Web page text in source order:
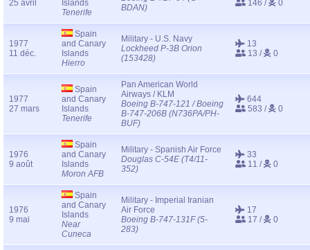
25 avril
Islands
Tenerife
BDAN)
146 / 0
1977
11 déc.
Spain
and Canary
Islands
Hierro
Military - U.S. Navy
Lockheed P-3B Orion
(153428)
13
13 /
0
1977
27 mars
Spain
and Canary
Islands
Tenerife
Pan American World
Airways / KLM
Boeing B-747-121 / Boeing
B-747-206B (N736PA/PH-
BUF)
644
583 /
0
1976
9 août
Spain
and Canary
Islands
Moron AFB
Military - Spanish Air Force
Douglas C-54E (T4/11-
352)
33
11 /
0
1976
9 mai
Spain
and Canary
Islands
Near
Cuneca
Military - Imperial Iranian
Air Force
Boeing B-747-131F (5-
283)
17
17 /
0